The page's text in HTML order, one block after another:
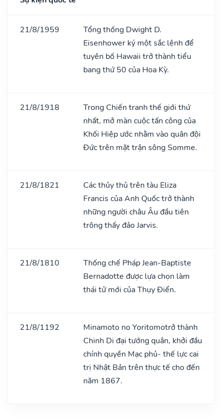
21/8/1959
Tổng thống Dwight D.
Eisenhower ký một sắc lệnh để
tuyên bố Hawaii trở thành tiểu
bang thứ 50 của Hoa Kỳ.
21/8/1918
Trong Chiến tranh thế giới thứ
nhất, mở màn cuộc tấn công của
Khối Hiệp ước nhằm vào quân đội
Đức trên mặt trận sông Somme.
21/8/1821
Các thủy thủ trên tàu Eliza
Francis của Anh Quốc trở thành
những người châu Âu đầu tiên
trông thấy đảo Jarvis.
21/8/1810
Thống chế Pháp Jean-Baptiste
Bernadotte được lựa chọn làm
thái tử mới của Thụy Điển.
21/8/1192
Minamoto no Yoritomotrở thành
Chinh Di đại tướng quân, khởi đầu
chính quyền Mạc phủ- thế lực cai
trị Nhật Bản trên thực tế cho đến
năm 1867.